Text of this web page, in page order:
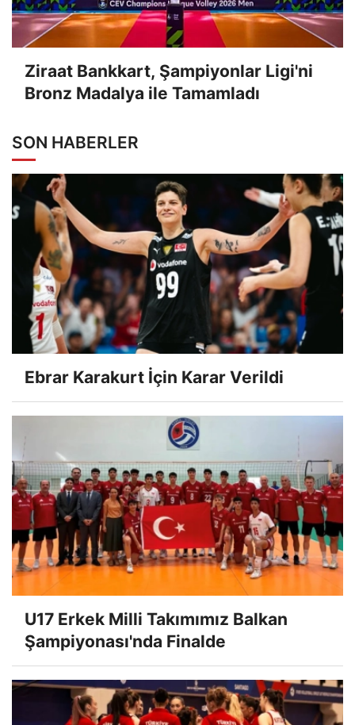
Ziraat Bankkart, Şampiyonlar Ligi'ni
Bronz Madalya ile Tamamladı
SON HABERLER
Ebrar Karakurt İçin Karar Verildi
U17 Erkek Milli Takımımız Balkan
Şampiyonası'nda Finalde